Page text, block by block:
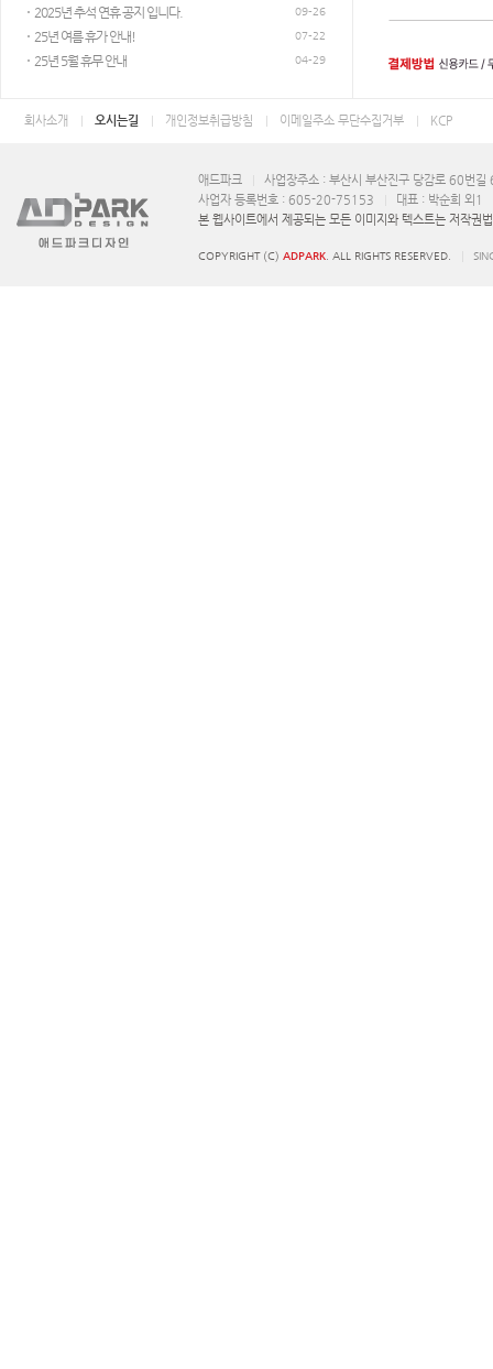
2025년 추석 연휴 공지 입니다. 09-26
25년 여름 휴가 안내! 07-22
25년 5월 휴무 안내 04-29
회사소개 오시는길 개인정보취급방침 이메일주소 무단수집거부 KCP
애드파크
사업장주소 : 부산시 부산진구 당감로 60번길
사업자 등록번호 : 605-20-75153
대표 : 박순희 외1
본 웹사이트에서 제공되는 모든 이미지와 텍스트는 저작권
COPYRIGHT (C) ADPARK . ALL RIGHTS RESERVED.